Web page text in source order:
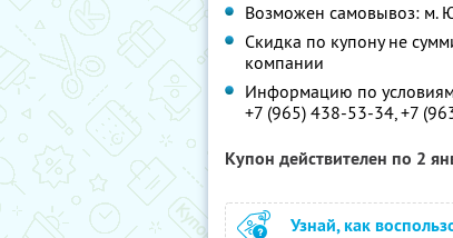
Возможен самовывоз: м.
Скидка по купону не
компании
Информацию по
+7 (965) 438-53-34, +7
Купон действителен по 2
Узнай, как